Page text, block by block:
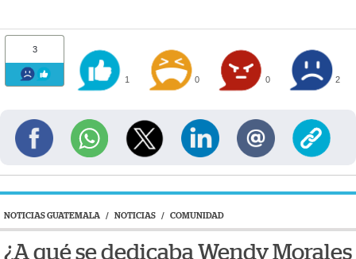
3
1 0 0 2
NOTICIAS GUATEMALA / NOTICIAS / COMUNIDAD
¿A qué se dedicaba Wendy Morales